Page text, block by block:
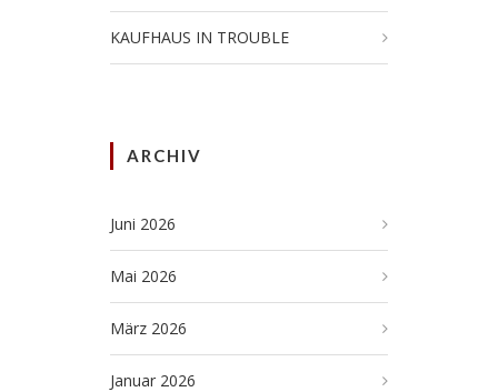
KAUFHAUS IN TROUBLE
ARCHIV
Juni 2026
Mai 2026
März 2026
Januar 2026